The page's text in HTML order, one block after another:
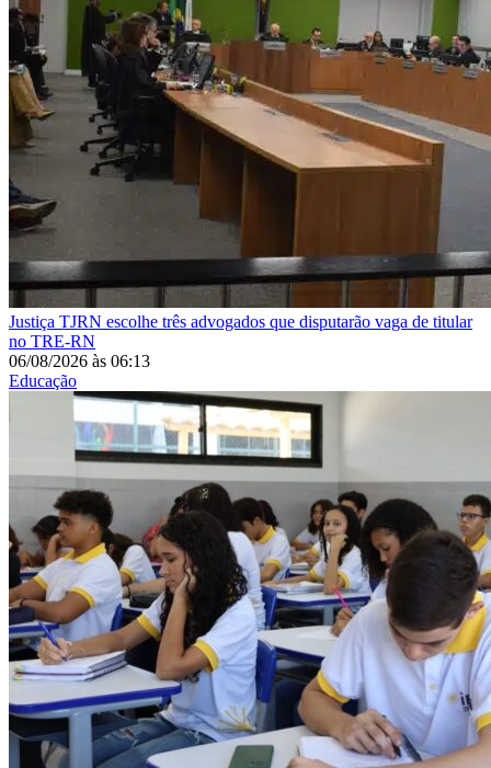
Justiça TJRN escolhe três advogados que disputarão vaga de titular
no TRE-RN
06/08/2026 às 06:13
Educação